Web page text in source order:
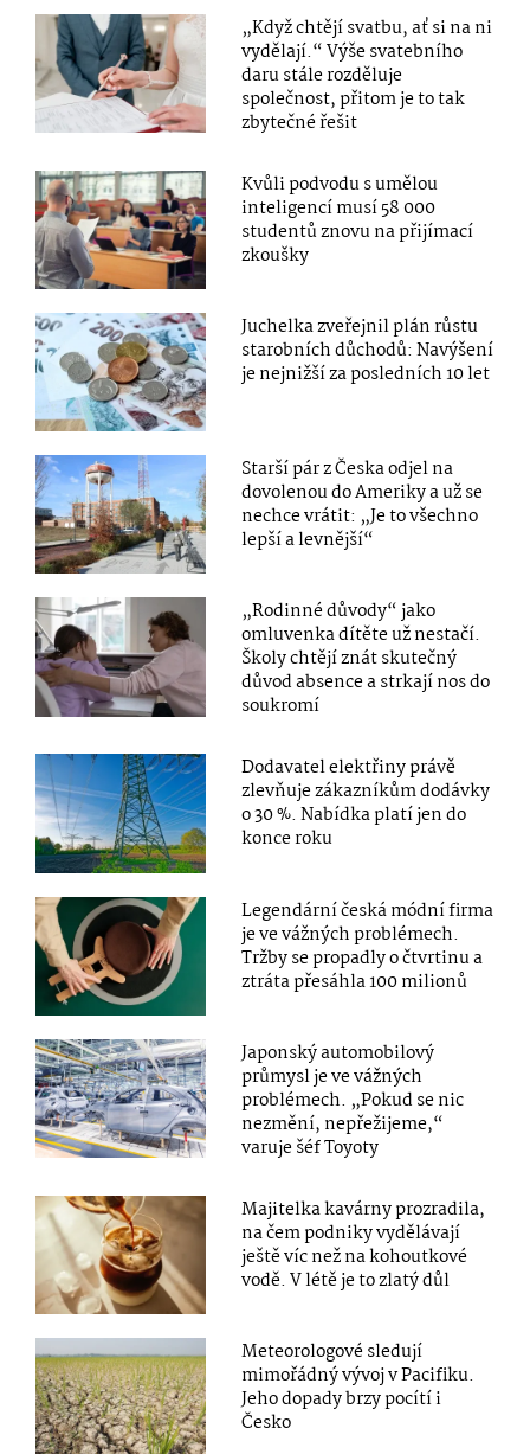
„Když chtějí svatbu, ať si na ni
vydělají.“ Výše svatebního
daru stále rozděluje
společnost, přitom je to tak
zbytečné řešit
Kvůli podvodu s umělou
inteligencí musí 58 000
studentů znovu na přijímací
zkoušky
Juchelka zveřejnil plán růstu
starobních důchodů: Navýšení
je nejnižší za posledních 10 let
Starší pár z Česka odjel na
dovolenou do Ameriky a už se
nechce vrátit: „Je to všechno
lepší a levnější“
„Rodinné důvody“ jako
omluvenka dítěte už nestačí.
Školy chtějí znát skutečný
důvod absence a strkají nos do
soukromí
Dodavatel elektřiny právě
zlevňuje zákazníkům dodávky
o 30 %. Nabídka platí jen do
konce roku
Legendární česká módní firma
je ve vážných problémech.
Tržby se propadly o čtvrtinu a
ztráta přesáhla 100 milionů
Japonský automobilový
průmysl je ve vážných
problémech. „Pokud se nic
nezmění, nepřežijeme,“
varuje šéf Toyoty
Majitelka kavárny prozradila,
na čem podniky vydělávají
ještě víc než na kohoutkové
vodě. V létě je to zlatý důl
Meteorologové sledují
mimořádný vývoj v Pacifiku.
Jeho dopady brzy pocítí i
Česko